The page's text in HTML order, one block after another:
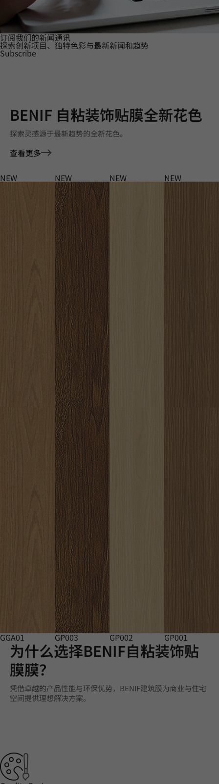
订阅我们的新闻通讯
探索创新项目、独特色彩与最新新闻和趋势
Subscribe
BENIF 自粘装饰贴膜全新花色
探索灵感源于最新趋势的全新花色。
查看更多
NEW
GGA01
NEW
GP003
NEW
GP002
NEW
GP001
为什么选择BENIF自粘装饰贴
膜膜？
凭借卓越的产品性能与环保优势，BENIF建筑膜为商业与住宅
空间提供理想解决方案。